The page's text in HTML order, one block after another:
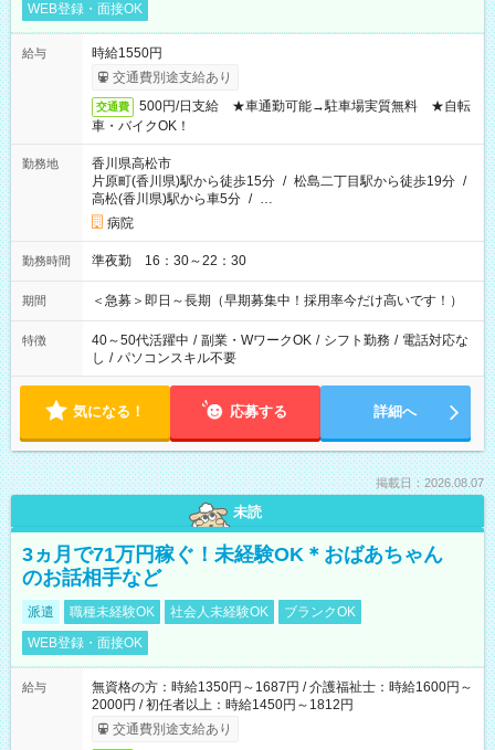
WEB登録・面接OK
給与
時給1550円
交通費別途支給あり
交通費
500円/日支給 ★車通勤可能→駐車場実質無料 ★自転
車・バイクOK！
勤務地
香川県高松市
片原町(香川県)駅から徒歩15分 / 松島二丁目駅から徒歩19分 /
高松(香川県)駅から車5分 / …
病院
勤務時間 準夜勤 16：30～22：30
期間 ＜急募＞即日～長期（早期募集中！採用率今だけ高いです！）
特徴 40～50代活躍中 / 副業・WワークOK / シフト勤務 / 電話対応な
し / パソコンスキル不要
気になる！ 応募する 詳細へ
掲載日：2026.08.07
未読
3ヵ月で71万円稼ぐ！未経験OK＊おばあちゃん
のお話相手など
派遣 職種未経験OK 社会人未経験OK
ブランクOK
WEB登録・面接OK
給与
無資格の方：時給1350円～1687円 / 介護福祉士：時給1600円～
2000円 / 初任者以上：時給1450円～1812円
交通費別途支給あり